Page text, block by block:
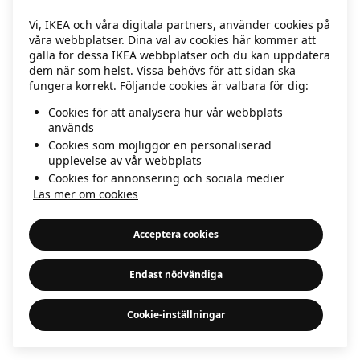
information)
Vi, IKEA och våra digitala partners, använder cookies på
våra webbplatser. Dina val av cookies här kommer att
gälla för dessa IKEA webbplatser och du kan uppdatera
dem när som helst. Vissa behövs för att sidan ska
fungera korrekt. Följande cookies är valbara för dig:
Cookies för att analysera hur vår webbplats
används
Cookies som möjliggör en personaliserad
upplevelse av vår webbplats
Cookies för annonsering och sociala medier
Läs mer om cookies
Acceptera cookies
Endast nödvändiga
Cookie-inställningar